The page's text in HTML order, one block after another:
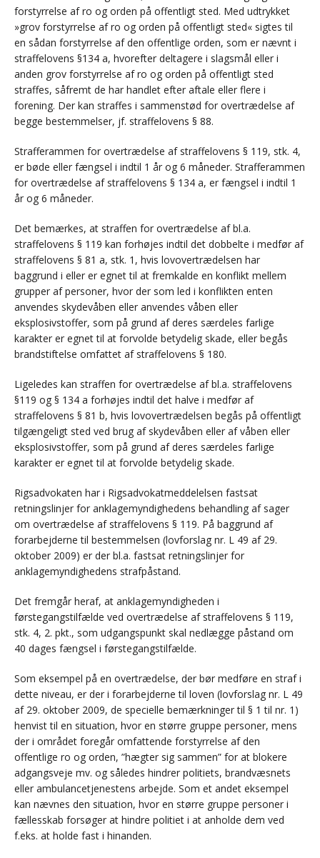
forstyrrelse af ro og orden på offentligt sted. Med udtrykket
»grov forstyrrelse af ro og orden på offentligt sted« sigtes til
en sådan forstyrrelse af den offentlige orden, som er nævnt i
straffelovens §134 a, hvorefter deltagere i slagsmål eller i
anden grov forstyrrelse af ro og orden på offentligt sted
straffes, såfremt de har handlet efter aftale eller flere i
forening. Der kan straffes i sammenstød for overtrædelse af
begge bestemmelser, jf. straffelovens § 88.
Strafferammen for overtrædelse af straffelovens § 119, stk. 4,
er bøde eller fængsel i indtil 1 år og 6 måneder. Strafferammen
for overtrædelse af straffelovens § 134 a, er fængsel i indtil 1
år og 6 måneder.
Det bemærkes, at straffen for overtrædelse af bl.a.
straffelovens § 119 kan forhøjes indtil det dobbelte i medfør af
straffelovens § 81 a, stk. 1, hvis lovovertrædelsen har
baggrund i eller er egnet til at fremkalde en konflikt mellem
grupper af personer, hvor der som led i konflikten enten
anvendes skydevåben eller anvendes våben eller
eksplosivstoffer, som på grund af deres særdeles farlige
karakter er egnet til at forvolde betydelig skade, eller begås
brandstiftelse omfattet af straffelovens § 180.
Ligeledes kan straffen for overtrædelse af bl.a. straffelovens
§119 og § 134 a forhøjes indtil det halve i medfør af
straffelovens § 81 b, hvis lovovertrædelsen begås på offentligt
tilgængeligt sted ved brug af skydevåben eller af våben eller
eksplosivstoffer, som på grund af deres særdeles farlige
karakter er egnet til at forvolde betydelig skade.
Rigsadvokaten har i Rigsadvokatmeddelelsen fastsat
retningslinjer for anklagemyndighedens behandling af sager
om overtrædelse af straffelovens § 119. På baggrund af
forarbejderne til bestemmelsen (lovforslag nr. L 49 af 29.
oktober 2009) er der bl.a. fastsat retningslinjer for
anklagemyndighedens strafpåstand.
Det fremgår heraf, at anklagemyndigheden i
førstegangstilfælde ved overtrædelse af straffelovens § 119,
stk. 4, 2. pkt., som udgangspunkt skal nedlægge påstand om
40 dages fængsel i førstegangstilfælde.
Som eksempel på en overtrædelse, der bør medføre en straf i
dette niveau, er der i forarbejderne til loven (lovforslag nr. L 49
af 29. oktober 2009, de specielle bemærkninger til § 1 til nr. 1)
henvist til en situation, hvor en større gruppe personer, mens
der i området foregår omfattende forstyrrelse af den
offentlige ro og orden, ”hægter sig sammen” for at blokere
adgangsveje mv. og således hindrer politiets, brandvæsnets
eller ambulancetjenestens arbejde. Som et andet eksempel
kan nævnes den situation, hvor en større gruppe personer i
fællesskab forsøger at hindre politiet i at anholde dem ved
f.eks. at holde fast i hinanden.